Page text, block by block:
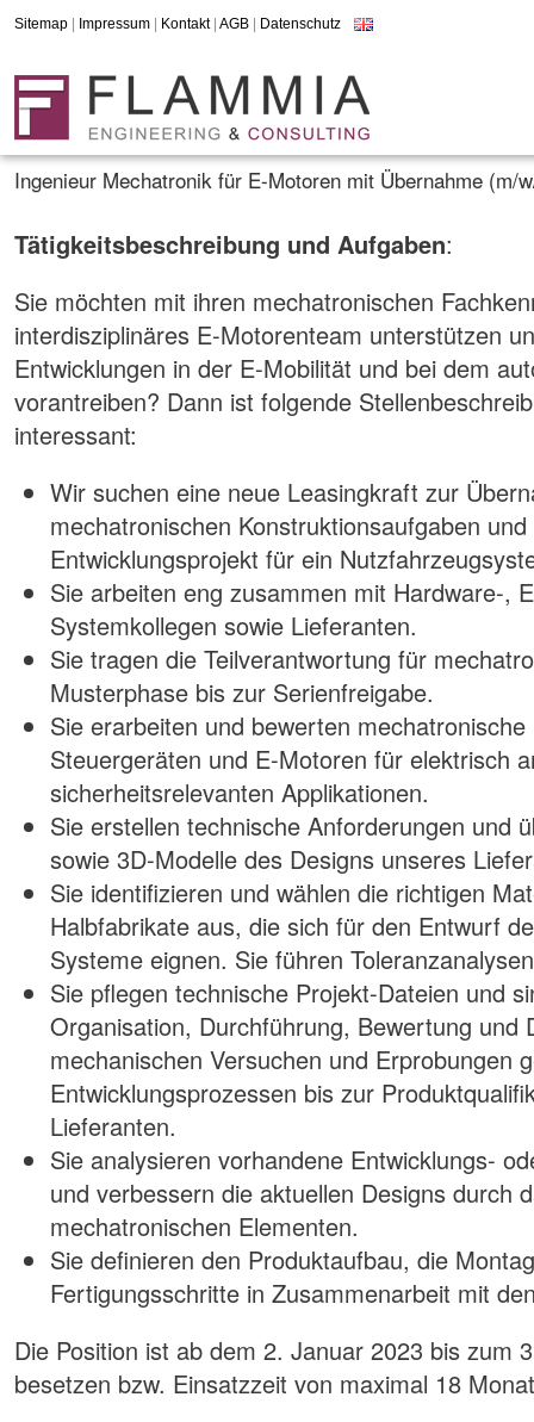
Sitemap Impressum Kontakt| AGB Datenschutz
Ingenieur Mechatronik für E-Motoren mit Übernahme (m/
Tätigkeitsbeschreibung und Aufgaben:
Sie möchten mit ihren mechatronischen
interdisziplinäres E-Motorenteam unterstützen
Entwicklungen in der E-Mobilität und bei dem
vorantreiben? Dann ist folgende
interessant:
Wir suchen eine neue Leasingkraft zur
mechatronischen Konstruktionsaufgaben
Entwicklungsprojekt für ein
Sie arbeiten eng zusammen mit Hardware-,
Systemkollegen sowie Lieferanten.
Sie tragen die Teilverantwortung für
Musterphase bis zur Serienfreigabe.
Sie erarbeiten und bewerten
Steuergeräten und E-Motoren für elektrisch
sicherheitsrelevanten Applikationen.
Sie erstellen technische Anforderungen und
sowie 3D-Modelle des Designs unseres
Sie identifizieren und wählen die richtigen
Halbfabrikate aus, die sich für den Entwurf
Systeme eignen. Sie führen
Sie pflegen technische Projekt-Dateien und
Organisation, Durchführung, Bewertung und
mechanischen Versuchen und Erprobungen
Entwicklungsprozessen bis zur
Lieferanten.
Sie analysieren vorhandene Entwicklungs-
und verbessern die aktuellen Designs durch
mechatronischen Elementen.
Sie definieren den Produktaufbau, die
Fertigungsschritte in Zusammenarbeit mit
Die Position ist ab dem 2. Januar 2023 bis zum
besetzen bzw. Einsatzzeit von maximal 18